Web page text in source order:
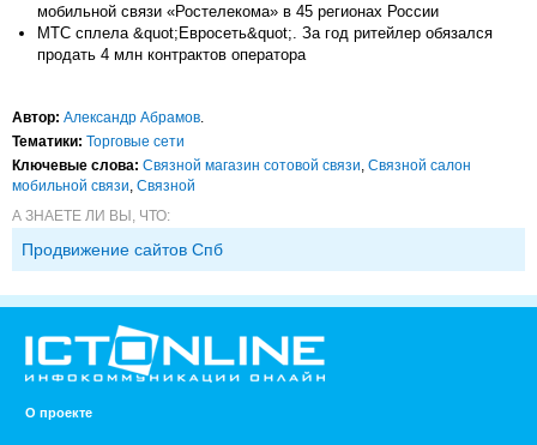
мобильной связи «Ростелекома» в 45 регионах России
МТС сплела &quot;Евросеть&quot;. За год ритейлер обязался
продать 4 млн контрактов оператора
Автор: Александр Абрамов
Тематики: Торговые сети
Ключевые слова: Связной магазин сотовой связи Связной салон
мобильной связи Связной
А ЗНАЕТЕ ЛИ ВЫ, ЧТО:
Продвижение сайтов Спб
О проекте